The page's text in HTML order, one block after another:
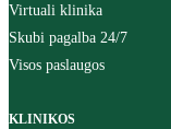
Virtuali klinika
Skubi pagalba 24/7
Visos paslaugos
KLINIKOS